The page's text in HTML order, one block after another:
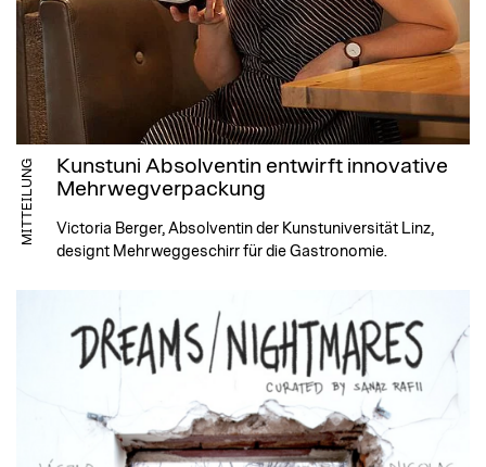
MITTEILUNG
Kunstuni Absolventin entwirft innovative
Mehrwegverpackung
Victoria Berger, Absolventin der Kunstuniversität Linz,
designt Mehrweggeschirr für die Gastronomie.